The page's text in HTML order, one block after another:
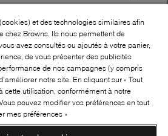
et des technologies similaires afin
chez Browns. Ils nous permettent de
avez consultés ou ajoutés à votre panier,
de vous présenter des publicités
de nos campagnes (y compris
notre site. En cliquant sur « Tout
cette utilisation, conformément à notre
pouvez modifier vos préférences en tout
mes préférences »